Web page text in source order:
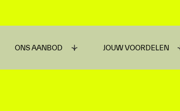
ONS AANBOD JOUW VOORDELEN